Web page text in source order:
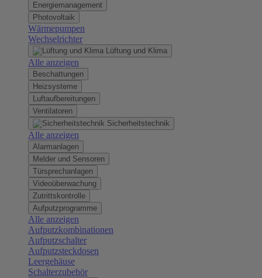
Energiemanagement
Photovoltaik
Wärmepumpen
Wechselrichter
Lüftung und Klima
Alle anzeigen
Beschattungen
Heizsysteme
Luftaufbereitungen
Ventilatoren
Sicherheitstechnik
Alle anzeigen
Alarmanlagen
Melder und Sensoren
Türsprechanlagen
Videoüberwachung
Zutrittskontrolle
Aufputzprogramme
Alle anzeigen
Aufputzkombinationen
Aufputzschalter
Aufputzsteckdosen
Leergehäuse
Schalterzubehör